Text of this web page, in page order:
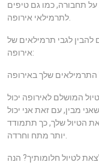
על תחבורה, כמו גם טיפים
לגבי תרמילאים של
אירופה:
המושלם לאירופה יכול
מבין, עם זאת אני יכול
הטיול שלך, כך תתמודד
לטיול חלומותיך? הנה